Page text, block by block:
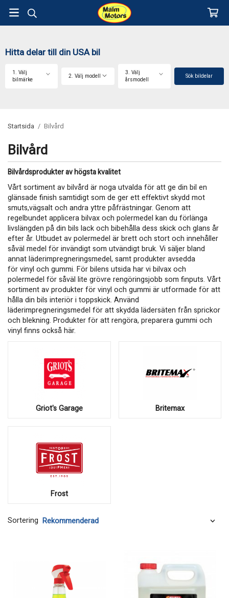
Hitta delar till din USA bil
1. Välj
bilmärke
2. Välj modell
3. Välj
årsmodell
Sök bildelar
Startsida / Bilvård
Bilvård
Bilvårdsprodukter av högsta kvalitet
Vårt sortiment av bilvård är noga utvalda för att ge din bil en
glänsade finish samtidigt som de ger ett effektivt skydd mot
smuts,vägsalt och andra yttre påfrästningar. Genom att
regelbundet applicera bilvax och polermedel kan du förlänga
livslängden på din bils lack och bibehålla dess skick och glans år
efter år. Utbudet av polermedel är brett och stort och innehåller
såväl medel för invändigt som utvändigt bruk. Vi säljer bland
annat läderimpregneringsmedel, samt produkter avsedda
för vinyl och gummi. För bilens utsida har vi bilvax och
polermedel för såväl lite grövre rengöringsjobb som finputs. Vårt
sortiment av produkter för vinyl och gummi är utformade för att
hålla din bils interiör i toppskick. Använd
läderimpregneringsmedel för att skydda lädersäten från sprickor
och blekning. Produkter för att rengöra, preparera gummi och
vinyl finns också här.
Griot's Garage Britemax
Frost
Sortering